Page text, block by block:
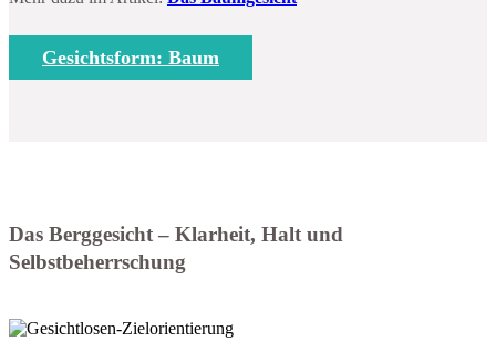
Gesichtsform: Baum
Das Berggesicht – Klarheit, Halt und
Selbstbeherrschung